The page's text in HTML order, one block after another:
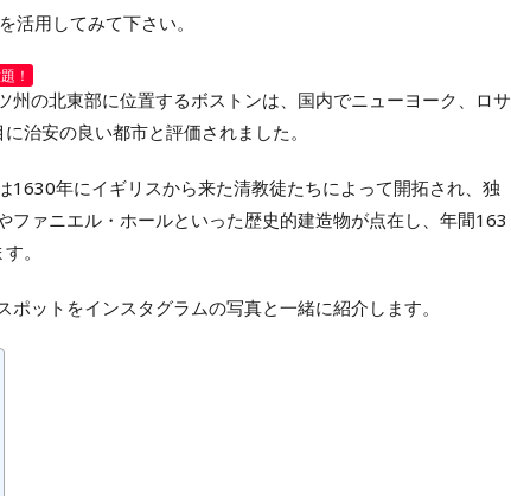
活用してみて下さい。
！
州の北東部に位置するボストンは、国内でニューヨーク、ロサ
治安の良い都市と評価されました。
1630年にイギリスから来た清教徒たちによって開拓され、独
ファニエル・ホールといった歴史的建造物が点在し、年間163
。
ットをインスタグラムの写真と一緒に紹介します。